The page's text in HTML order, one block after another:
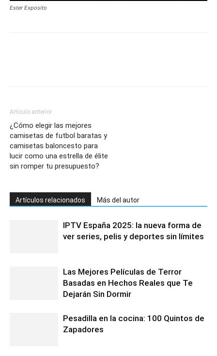
Ester Exposito
Artículo anterior
¿Cómo elegir las mejores
camisetas de futbol baratas y
camisetas baloncesto para
lucir como una estrella de élite
sin romper tu presupuesto?
Artículos relacionados Más del autor
IPTV España 2025: la nueva forma de
ver series, pelis y deportes sin límites
Las Mejores Películas de Terror
Basadas en Hechos Reales que Te
Dejarán Sin Dormir
Pesadilla en la cocina: 100 Quintos de
Zapadores